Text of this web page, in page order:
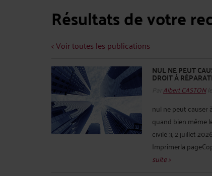
Résultats de votre
< Voir toutes les publications
NUL NE PEUT
DROIT À
ParAlbert CASTON
nul ne peut causer
quand bien même
civile 3, 2 juillet
Imprimerla
suite >